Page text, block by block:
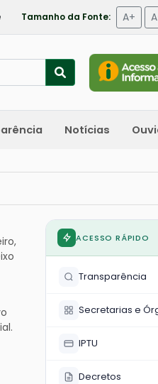
Tamanho da Fonte: A+
Notícias
ACESSO RÁPIDO
Transparência
Secretarias e
IPTU
Decretos